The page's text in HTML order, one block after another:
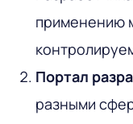
применению
Портал
разными